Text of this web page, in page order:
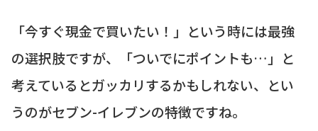
「今すぐ現金で買いたい！」という時には最強
の選択肢ですが、「ついでにポイントも…」と
考えているとガッカリするかもしれない、とい
うのがセブン-イレブンの特徴ですね。